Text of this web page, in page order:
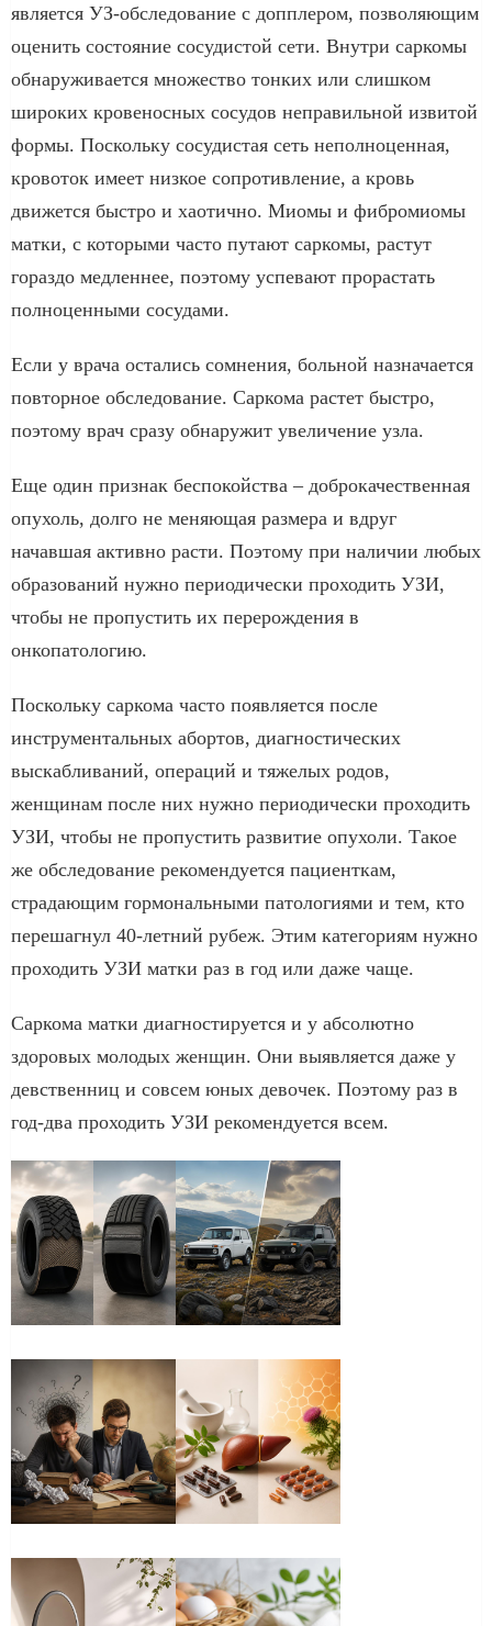
является УЗ-обследование с допплером, позволяющим
оценить состояние сосудистой сети. Внутри саркомы
обнаруживается множество тонких или слишком
широких кровеносных сосудов неправильной извитой
формы. Поскольку сосудистая сеть неполноценная,
кровоток имеет низкое сопротивление, а кровь
движется быстро и хаотично. Миомы и фибромиомы
матки, с которыми часто путают саркомы, растут
гораздо медленнее, поэтому успевают прорастать
полноценными сосудами.
Если у врача остались сомнения, больной назначается
повторное обследование. Саркома растет быстро,
поэтому врач сразу обнаружит увеличение узла.
Еще один признак беспокойства – доброкачественная
опухоль, долго не меняющая размера и вдруг
начавшая активно расти. Поэтому при наличии любых
образований нужно периодически проходить УЗИ,
чтобы не пропустить их перерождения в
онкопатологию.
Поскольку саркома часто появляется после
инструментальных абортов, диагностических
выскабливаний, операций и тяжелых родов,
женщинам после них нужно периодически проходить
УЗИ, чтобы не пропустить развитие опухоли. Такое
же обследование рекомендуется пациенткам,
страдающим гормональными патологиями и тем, кто
перешагнул 40-летний рубеж. Этим категориям нужно
проходить УЗИ матки раз в год или даже чаще.
Саркома матки диагностируется и у абсолютно
здоровых молодых женщин. Они выявляется даже у
девственниц и совсем юных девочек. Поэтому раз в
год-два проходить УЗИ рекомендуется всем.